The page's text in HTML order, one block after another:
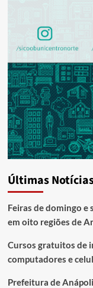
Últimas
Feiras de domingo
em oito regiões de
Cursos gratuitos de
computadores e
Prefeitura de